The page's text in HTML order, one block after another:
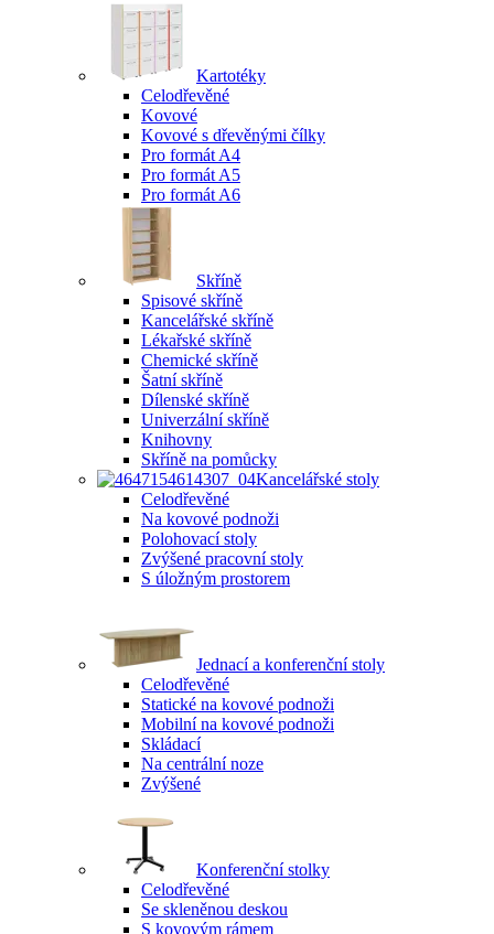
Kartotéky
Celodřevěné
Kovové
Kovové s dřevěnými čílky
Pro formát A4
Pro formát A5
Pro formát A6
Skříně
Spisové skříně
Kancelářské skříně
Lékařské skříně
Chemické skříně
Šatní skříně
Dílenské skříně
Univerzální skříně
Knihovny
Skříně na pomůcky
Kancelářské stoly
Celodřevěné
Na kovové podnoži
Polohovací stoly
Zvýšené pracovní stoly
S úložným prostorem
Jednací a konferenční stoly
Celodřevěné
Statické na kovové podnoži
Mobilní na kovové podnoži
Skládací
Na centrální noze
Zvýšené
Konferenční stolky
Celodřevěné
Se skleněnou deskou
S kovovým rámem